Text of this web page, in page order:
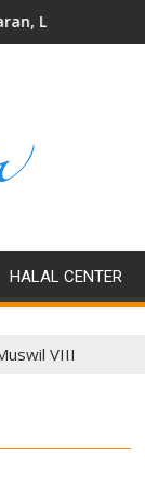
Gelar
Perkuat
HALAL CENTER
VIII